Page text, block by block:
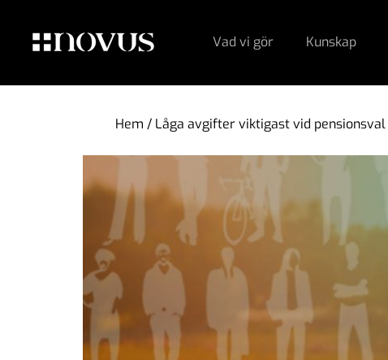
Vad vi gör Kunskap
Hem / Låga avgifter viktigast vid pensionsval